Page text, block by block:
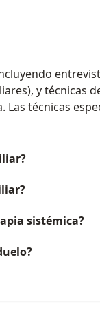
y técnicas
técnicas
sistémica?